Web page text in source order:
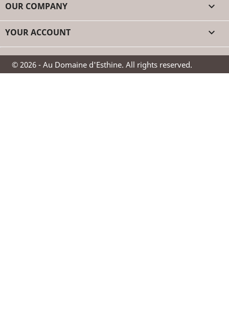
OUR COMPANY 
YOUR ACCOUNT 
© 2026 - Au Domaine d'Esthine. All rights reserved.